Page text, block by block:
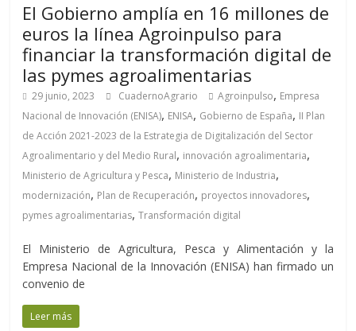
El Gobierno amplía en 16 millones de
euros la línea Agroinpulso para
financiar la transformación digital de
las pymes agroalimentarias
29 junio, 2023 CuadernoAgrario Agroinpulso, Empresa
Nacional de Innovación (ENISA), ENISA, Gobierno de España, II Plan
de Acción 2021-2023 de la Estrategia de Digitalización del Sector
Agroalimentario y del Medio Rural, innovación agroalimentaria,
Ministerio de Agricultura y Pesca, Ministerio de Industria,
modernización, Plan de Recuperación, proyectos innovadores,
pymes agroalimentarias,Transformación digital
El Ministerio de Agricultura, Pesca y Alimentación y la
Empresa Nacional de la Innovación (ENISA) han firmado un
convenio de
Leer más